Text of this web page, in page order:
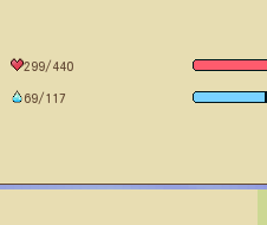
299/440
69/117